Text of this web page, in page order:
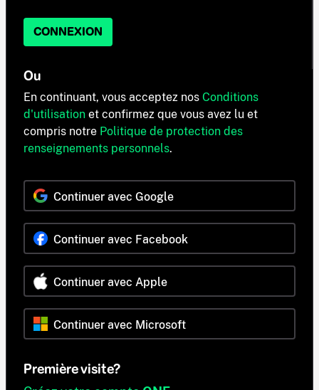
CONNEXION
Ou
En continuant, vous acceptez nos Conditions
d'utilisation et confirmez que vous avez lu et
compris notre Politique de protection des
renseignements personnels.
Continuer avec Google
Continuer avec Facebook
Continuer avec Apple
Continuer avec Microsoft
Première visite?